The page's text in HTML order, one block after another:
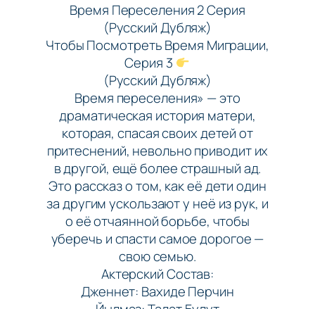
Время Переселения 2 Серия
(Русский Дубляж)
Чтобы Посмотреть Время Миграции,
Серия 3
(Русский Дубляж)
Время переселения» — это
драматическая история матери,
которая, спасая своих детей от
притеснений, невольно приводит их
в другой, ещё более страшный ад.
Это рассказ о том, как её дети один
за другим ускользают у неё из рук, и
о её отчаянной борьбе, чтобы
уберечь и спасти самое дорогое —
свою семью.
Актерский Состав:
Дженнет: Вахиде Перчин